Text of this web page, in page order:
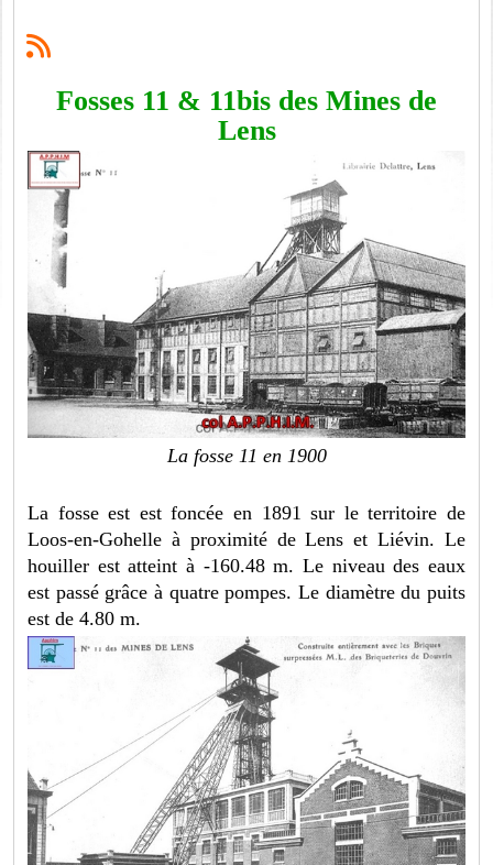
Fosses 11 & 11bis des Mines de
Lens
La fosse 11 en 1900
La fosse est est foncée en 1891 sur le territoire de
Loos-en-Gohelle à proximité de Lens et Liévin. Le
houiller est atteint à -160.48 m. Le niveau des eaux
est passé grâce à quatre pompes. Le diamètre du puits
est de 4.80 m.